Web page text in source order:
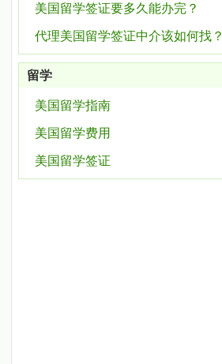
美国留学签证要多久能办完？
代理美国留学签证中介该如何找？
留学
美国留学指南
美国留学费用
美国留学签证